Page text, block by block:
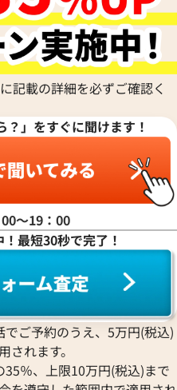
記載の詳細を必ずご確認く
？」をすぐに聞けます！
〜19：00
最短30秒で完了！
ご予約のうえ、5万円(税込)
れます。
％、上限10万円(税込)まで